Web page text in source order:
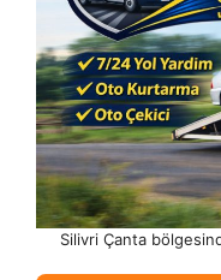
Silivri Çanta